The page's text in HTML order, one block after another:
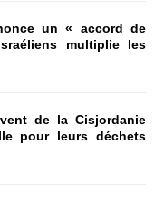
un « accord de
multiplie les
de la Cisjordanie
pour leurs déchets